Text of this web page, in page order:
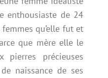
enthousiaste de 24
qu’elle fut et
que mère elle le
pierres précieuses
naissance de ses